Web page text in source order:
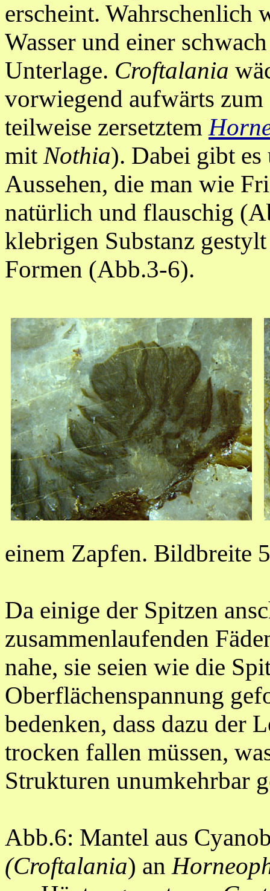
erscheint. Wahrschenlich
Wasser und einer
Unterlage. Croftalania
vorwiegend aufwärts
teilweise zersetztem
mitNothia). Dabei gibt es
Aussehen, die man wie
natürlich und flauschig
klebrigen Substanz
Formen (Abb.3-6).
einem Zapfen. Bildbreite
Da einige der Spitzen
zusammenlaufenden
nahe, sie seien wie die
Oberflächenspannung
bedenken, dass dazu der
trocken fallen müssen,
Strukturen unumkehrbar
Abb.6: Mantel aus
(Croftalania) an